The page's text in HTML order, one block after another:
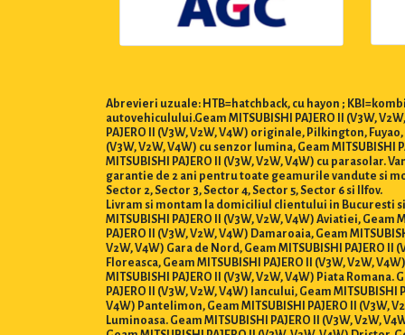
Abrevieri uzuale: HTB=hatchback, cu hayon ;
autovehiculului.Geam MITSUBISHI PAJERO II (V3W,
PAJERO II (V3W, V2W, V4W) originale, Pilkington,
(V3W, V2W, V4W) cu senzor lumina, Geam MITSUBISHI
MITSUBISHI PAJERO II (V3W, V2W, V4W) cu
garantie de 2 ani pentru toate geamurile vandute si
Sector 2, Sector 3, Sector 4, Sector 5, Sector 6 si Ilfov.
Livram si montam la domiciliul clientului in Bucuresti si
MITSUBISHI PAJERO II (V3W, V2W, V4W) Aviatiei, Geam
PAJERO II (V3W, V2W, V4W) Damaroaia, Geam
V2W, V4W) Gara de Nord, Geam MITSUBISHI PAJERO II
Floreasca, Geam MITSUBISHI PAJERO II (V3W, V2W,
MITSUBISHI PAJERO II (V3W, V2W, V4W) Piata Romana.
PAJERO II (V3W, V2W, V4W) Iancului, Geam MITSUBISHI
V4W) Pantelimon, Geam MITSUBISHI PAJERO II (V3W,
Luminoasa. Geam MITSUBISHI PAJERO II (V3W, V2W,